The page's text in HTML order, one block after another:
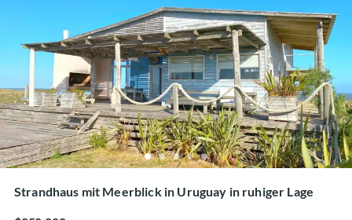
Strandhaus mit Meerblick in Uruguay in ruhiger Lage